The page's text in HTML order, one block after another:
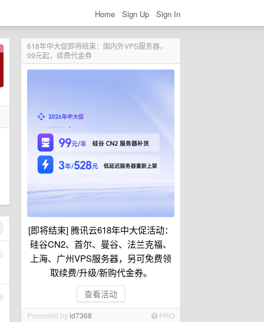
Home Sign Up Sign In
618年中大促即将结束：国内外VPS服务器，
99元起，续费代金券
[即将结束] 腾讯云618年中大促活动：
硅谷CN2、首尔、曼谷、法兰克福、
上海、广州VPS服务器，另可免费领
取续费/升级/新购代金券。
查看活动
Promoted byid7368 PRO